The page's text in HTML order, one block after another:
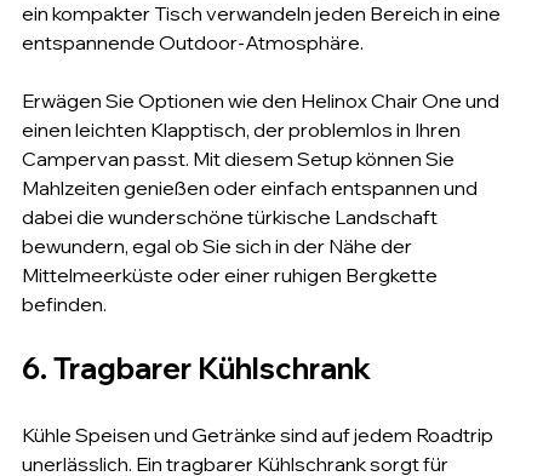
ein kompakter Tisch verwandeln jeden Bereich in eine
entspannende Outdoor-Atmosphäre.
Erwägen Sie Optionen wie den Helinox Chair One und
einen leichten Klapptisch, der problemlos in Ihren
Campervan passt. Mit diesem Setup können Sie
Mahlzeiten genießen oder einfach entspannen und
dabei die wunderschöne türkische Landschaft
bewundern, egal ob Sie sich in der Nähe der
Mittelmeerküste oder einer ruhigen Bergkette
befinden.
6. Tragbarer Kühlschrank
Kühle Speisen und Getränke sind auf jedem Roadtrip
unerlässlich. Ein tragbarer Kühlschrank sorgt für